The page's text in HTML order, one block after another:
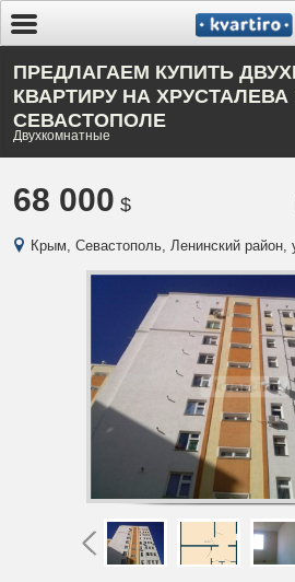
ПРЕДЛАГАЕМ КУПИТЬ
КВАРТИРУ НА ХРУСТАЛЕВА
СЕВАСТОПОЛЕ
Двухкомнатные
68 000 $
Крым, Севастополь, Ленинский район,